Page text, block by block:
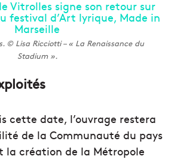
© Lisa Ricciotti – « La Renaissance du
Stadium ».
cette date, l’ouvrage restera
de la Communauté du pays
la création de la Métropole